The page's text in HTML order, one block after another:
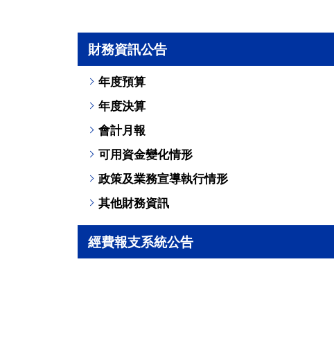
財務資訊公告
年度預算
年度決算
會計月報
可用資金變化情形
政策及業務宣導執行情形
其他財務資訊
經費報支系統公告